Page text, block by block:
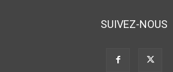
SUIVEZ-NOUS